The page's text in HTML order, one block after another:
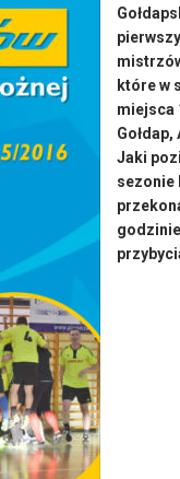
które w
miejsca
Gołdap,
Jaki
sezonie